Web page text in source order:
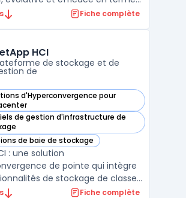
sa faible consommation
peut être déployée pour la
la réc ...
Fiche complète
HCI
de stockage et de
de
d'Hyperconvergence pour
HCI dans cette catégorie
de gestion d'infrastructure de
HCI dans cette catégorie
de baie de stockage
HCI dans cette catégorie
: une solution
de pointe qui intègre
de stockage de classe
avec une évolutivité sans
Fiche complète